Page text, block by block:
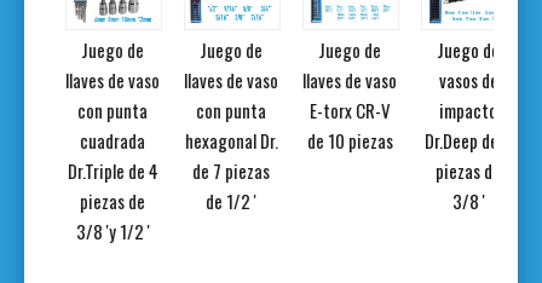
Juego de
llaves de vaso
con punta
cuadrada
Dr.Triple de 4
piezas de
3/8 'y 1/2 '
Juego de
llaves de vaso
con punta
hexagonal Dr.
de 7 piezas
de 1/2 '
Juego de
llaves de vaso
E-torx CR-V
de 10 piezas
Juego de
vasos de
impacto
Dr.Deep de 9
piezas de
3/8 '